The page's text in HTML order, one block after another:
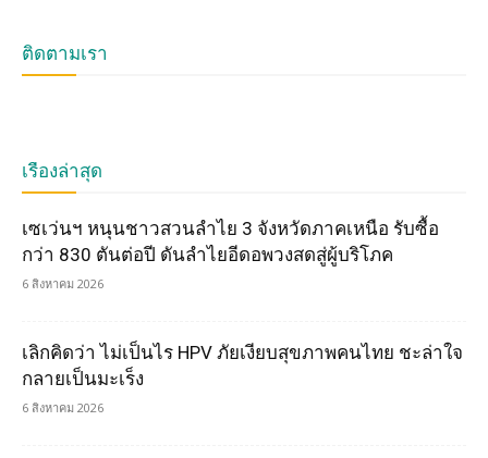
ติดตามเรา
เรื่องล่าสุด
เซเว่นฯ หนุนชาวสวนลำไย 3 จังหวัดภาคเหนือ รับซื้อ
กว่า 830 ตันต่อปี ดันลำไยอีดอพวงสดสู่ผู้บริโภค
6 สิงหาคม 2026
เลิกคิดว่า ไม่เป็นไร HPV ภัยเงียบสุขภาพคนไทย ชะล่าใจ
กลายเป็นมะเร็ง
6 สิงหาคม 2026